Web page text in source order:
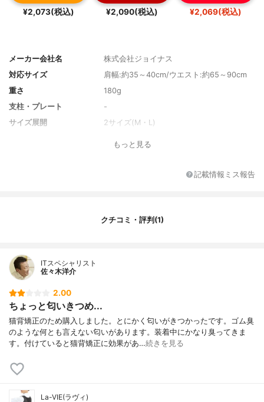
¥2,073(税込) ¥2,090(税込) ¥2,069(税込)
メーカー会社名
株式会社ジョイナス
対応サイズ
肩幅:約35～40cm/ウエスト:約65～90cm
重さ
180g
支柱・プレート
-
サイズ展開
2サイズ(M・L)
調整ベルト付き
もっと見る
記載情報ミス報告
クチコミ・評判(1)
ITスペシャリスト
佐々木洋介
2.00
ちょっと匂いきつめ...
猫背矯正のため購入しました。とにかく匂いがきつかったです。ゴム臭
のような何とも言えない匂いがあります。装着中にかなり臭ってきま
す。付けていると猫背矯正に効果があ…続きを見る
La-VIE(ラヴィ)